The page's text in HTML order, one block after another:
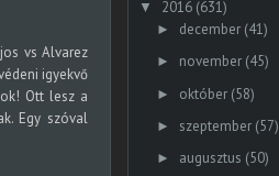
vs Alvarez
igyekvő
Ott lesz a
Egy szóval
▼ 2016 (631)
► december (41)
► november (45)
► október (58)
► szeptember (57)
► augusztus (50)